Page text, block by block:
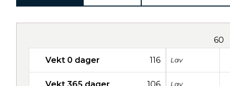
60
Vekt 0 dager 116 Lav
Vekt 365 dager 106 Lav